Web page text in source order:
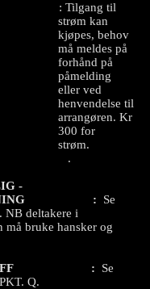
: Tilgang til
strøm kan
kjøpes, behov
må meldes på
forhånd på
påmelding
eller ved
henvendelse til
arrangøren. Kr
300 for
strøm.
.
-
:
Se
NB deltakere i
må bruke hansker og
:
Se
Q.